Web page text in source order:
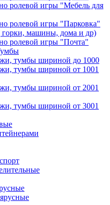
ролевой игры "Мебель для
ролевой игры "Парковка"
машины, дома и др)
ролевой игры "Почта"
тумбы шириной до 1000
тумбы шириной от 1001
тумбы шириной от 2001
тумбы шириной от 3001